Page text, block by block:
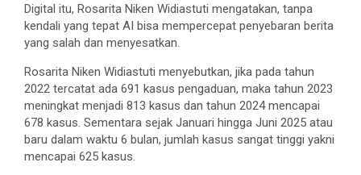
Digital itu, Rosarita Niken Widiastuti mengatakan, tanpa
kendali yang tepat AI bisa mempercepat penyebaran berita
yang salah dan menyesatkan.
Rosarita Niken Widiastuti menyebutkan, jika pada tahun
2022 tercatat ada 691 kasus pengaduan, maka tahun 2023
meningkat menjadi 813 kasus dan tahun 2024 mencapai
678 kasus. Sementara sejak Januari hingga Juni 2025 atau
baru dalam waktu 6 bulan, jumlah kasus sangat tinggi yakni
mencapai 625 kasus.